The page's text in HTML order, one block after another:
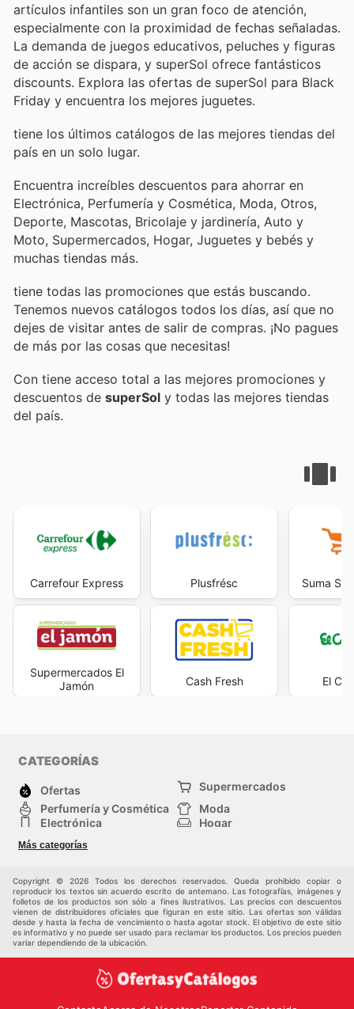
artículos infantiles son un gran foco de atención,
especialmente con la proximidad de fechas señaladas.
La demanda de juegos educativos, peluches y figuras
de acción se dispara, y superSol ofrece fantásticos
discounts. Explora las ofertas de superSol para Black
Friday y encuentra los mejores juguetes.
tiene los últimos catálogos de las mejores tiendas del
país en un solo lugar.
Encuentra increíbles descuentos para ahorrar en
Electrónica, Perfumería y Cosmética, Moda, Otros,
Deporte, Mascotas, Bricolaje y jardinería, Auto y
Moto, Supermercados, Hogar, Juguetes y bebés y
muchas tiendas más.
tiene todas las promociones que estás buscando.
Tenemos nuevos catálogos todos los días, así que no
dejes de visitar antes de salir de compras. ¡No pagues
de más por las cosas que necesitas!
Con tiene acceso total a las mejores promociones y
descuentos de superSol y todas las mejores tiendas
del país.
Carrefour Express
Supermercados El
Jamón
Plusfrésc
Cash Fresh
Suma
El
CATEGORÍAS
Ofertas
Supermercados
Perfumería y Cosmética
Moda
Electrónica
Hogar
Deporte
Juguetes y bebés
Más categorías
Copyright © 2026 Todos los derechos reservados. Queda prohibido copiar o
reproducir los textos sin acuerdo escrito de antemano. Las fotografías, imágenes y
folletos de los productos son sólo a fines ilustrativos. Las precios con descuentos
vienen de distribuidores oficiales que figuran en este sitio. Las ofertas son válidas
desde y hasta la fecha de vencimiento o hasta agotar stock. El objetivo de este sitio
es informativo y no puede ser usado para reclamar los productos. Los precios pueden
variar dependiendo de la ubicación.